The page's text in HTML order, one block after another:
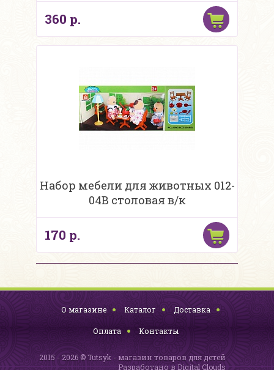
360 р.
Набор мебели для животных 012-
04B столовая в/к
170 р.
О магазине Каталог Доставка
Оплата Контакты
2015 - 2026 © Tutsyk - магазин товаров для детей
Разработано в Digital Clouds